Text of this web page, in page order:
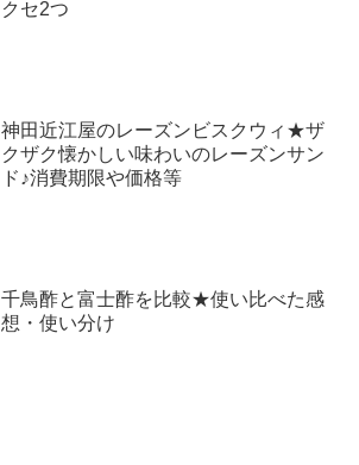
クセ2つ
神田近江屋のレーズンビスクウィ★ザ
クザク懐かしい味わいのレーズンサン
ド♪消費期限や価格等
千鳥酢と富士酢を比較★使い比べた感
想・使い分け